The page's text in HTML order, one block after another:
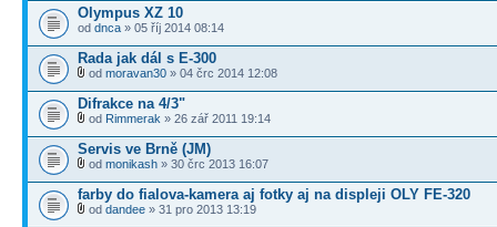
Olympus XZ 10
od dnca » 05 říj 2014 08:14
Rada jak dál s E-300
od moravan30 » 04 črc 2014 12:08
Difrakce na 4/3"
od Rimmerak » 26 zář 2011 19:14
Servis ve Brně (JM)
od monikash » 30 črc 2013 16:07
farby do fialova-kamera aj fotky aj na displeji OLY FE-320
od dandee » 31 pro 2013 13:19